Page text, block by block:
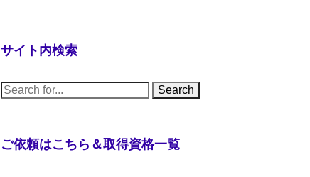
サイト内検索
S
e
h
ご依頼はこちら＆取得資格一覧